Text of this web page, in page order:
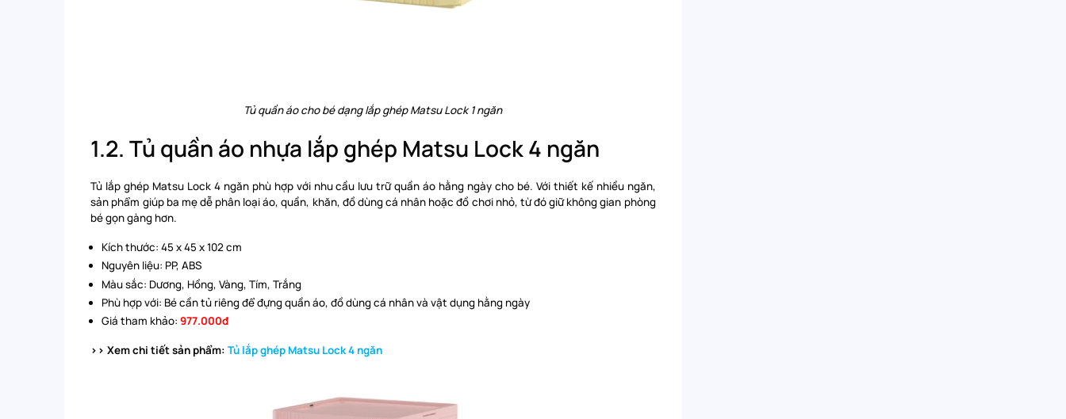
Tủ quần áo cho bé dạng lắp ghép Matsu Lock 1 ngăn
1.2. Tủ quần áo nhựa lắp ghép Matsu Lock 4 ngăn
Tủ lắp ghép Matsu Lock 4 ngăn phù hợp với nhu cầu lưu trữ quần áo hằng ngày cho bé. Với thiết kế nhiều ngăn,
sản phẩm giúp ba mẹ dễ phân loại áo, quần, khăn, đồ dùng cá nhân hoặc đồ chơi nhỏ, từ đó giữ không gian phòng
bé gọn gàng hơn.
Kích thước: 45 x 45 x 102 cm
Nguyên liệu: PP, ABS
Màu sắc: Dương, Hồng, Vàng, Tím, Trắng
Phù hợp với: Bé cần tủ riêng để đựng quần áo, đồ dùng cá nhân và vật dụng hằng ngày
Giá tham khảo: 977.000đ
>> Xem chi tiết sản phẩm:Tủ lắp ghép Matsu Lock 4 ngăn